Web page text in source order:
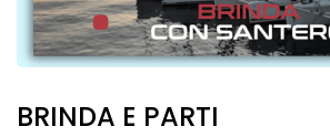
BRINDA E PARTI